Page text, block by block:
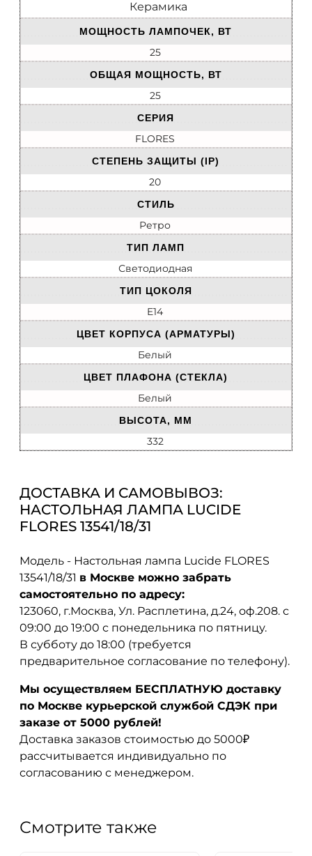
Керамика
МОЩНОСТЬ ЛАМПОЧЕК, ВТ
25
ОБЩАЯ МОЩНОСТЬ, ВТ
25
СЕРИЯ
FLORES
СТЕПЕНЬ ЗАЩИТЫ (IP)
20
СТИЛЬ
Ретро
ТИП ЛАМП
Светодиодная
ТИП ЦОКОЛЯ
E14
ЦВЕТ КОРПУСА (АРМАТУРЫ)
Белый
ЦВЕТ ПЛАФОНА (СТЕКЛА)
Белый
ВЫСОТА, ММ
332
ДОСТАВКА И САМОВЫВОЗ:
НАСТОЛЬНАЯ ЛАМПА LUCIDE
FLORES 13541/18/31
Модель - Настольная лампа Lucide FLORES
13541/18/31 в Москве можно забрать
самостоятельно по адресу:
123060, г.Москва, Ул. Расплетина, д.24, оф.208. с
09:00 до 19:00 с понедельника по пятницу.
В субботу до 18:00 (требуется
предварительное согласование по телефону).
Мы осуществляем БЕСПЛАТНУЮ доставку
по Москве курьерской службой СДЭК при
заказе от 5000 рублей!
Доставка заказов стоимостью до 5000₽
рассчитывается индивидуально по
согласованию с менеджером.
Смотрите также